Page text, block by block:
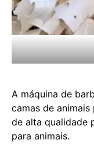
A máquina de
camas de
de alta qualidade
para animais.